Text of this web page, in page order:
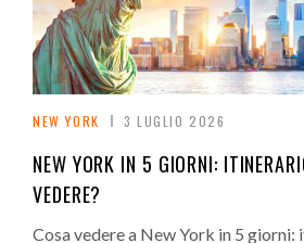
NEW YORK 3 LUGLIO 2026
NEW YORK IN 5 GIORNI:
VEDERE?
Cosa vedere a New York in 5